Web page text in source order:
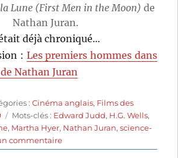
Lune (First Men in the Moon) de
Nathan Juran.
déjà chroniqué…
: Les premiers hommes dans
Nathan Juran
:Cinéma anglais, Films des
Étiquettes
Mots-clés : Edward Judd, H.G. Wells,
, Martha Hyer, Nathan Juran,science-
commentairesur
Les